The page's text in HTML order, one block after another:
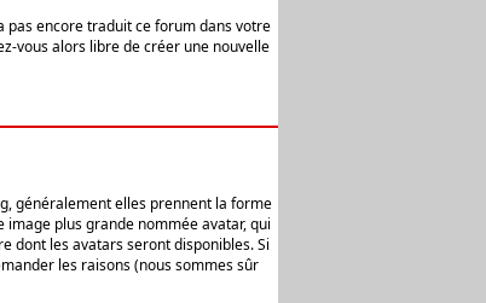
pas encore traduit ce forum dans votre
vous alors libre de créer une nouvelle
généralement elles prennent la forme
plus grande nommée avatar, qui
dont les avatars seront disponibles. Si
les raisons (nous sommes sûr